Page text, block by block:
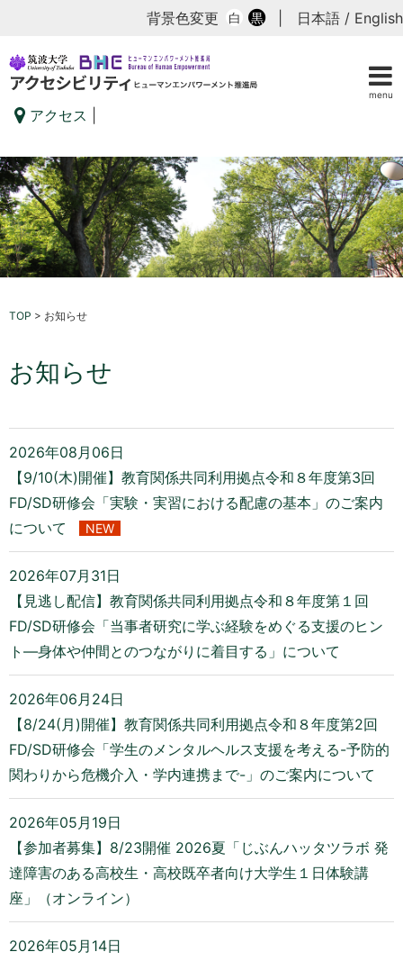
menu
背景色変更 白 黒 日本語 / English
アクセス
TOP > お知らせ
お知らせ
2026年08月06日
【9/10(木)開催】教育関係共同利用拠点令和８年度第3回
FD/SD研修会「実験・実習における配慮の基本」のご案内
について
NEW
2026年07月31日
【見逃し配信】教育関係共同利用拠点令和８年度第１回
FD/SD研修会「当事者研究に学ぶ経験をめぐる支援のヒン
ト―身体や仲間とのつながりに着目する」について
2026年06月24日
【8/24(月)開催】教育関係共同利用拠点令和８年度第2回
FD/SD研修会「学生のメンタルヘルス支援を考える-予防的
関わりから危機介入・学内連携まで-」のご案内について
2026年05月19日
【参加者募集】8/23開催 2026夏「じぶんハッタツラボ 発
達障害のある高校生・高校既卒者向け大学生１日体験講
座」（オンライン）
2026年05月14日